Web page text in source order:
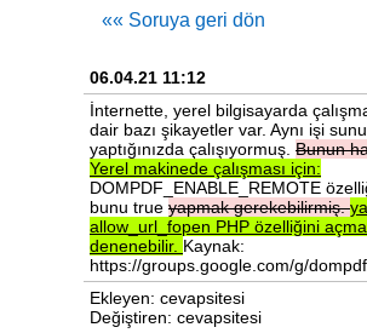
«« Soruya geri dön
06.04.21 11:12
İnternette, yerel bilgisayarda
dair bazı şikayetler var. Aynı işi
yaptığınızda çalışıyormuş. Bunun
Yerel makinede çalışması için:
DOMPDF_ENABLE_REMOTE
bunu true yapmakgerekebilirmiş.
allow_url_fopen PHP özelliğini
denenebilir. Kaynak:
https://groups.google.com/g/
Ekleyen: cevapsitesi
Değiştiren: cevapsitesi